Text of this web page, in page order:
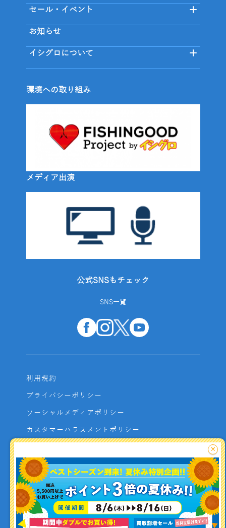
釣り情報を
セール・イベント
お知らせ
イシグロについて
環境への取り組み
メディア出演
公式SNSもチェック
SNS一覧
利用規約
プライバシーポリシー
ソーシャルメディアポリシー
カスタマーハラスメントポリシー
よくあるご質問
お問い合わせ
利用者資金の保全方法
×